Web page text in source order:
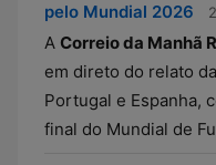
pelo Mundial 2026
A Correio da Manhã
em direto do relato
Portugal e Espanha,
final do Mundial de